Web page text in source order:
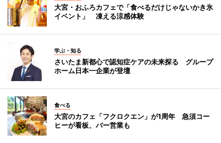
大宮・おふろカフェで「食べるだけじゃないかき氷
イベント」 凍える涼感体験
学ぶ・知る
さいたま新都心で認知症ケアの未来探る グループ
ホーム日本一企業が登壇
食べる
大宮のカフェ「フクロクエン」が1周年 急須コー
ヒーが看板、バー営業も